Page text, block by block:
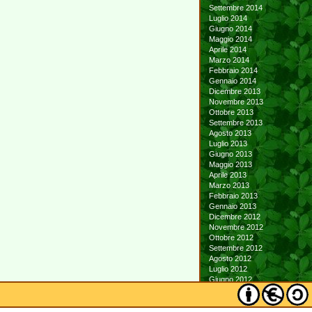
Settembre 2014
Luglio 2014
Giugno 2014
Maggio 2014
Aprile 2014
Marzo 2014
Febbraio 2014
Gennaio 2014
Dicembre 2013
Novembre 2013
Ottobre 2013
Settembre 2013
Agosto 2013
Luglio 2013
Giugno 2013
Maggio 2013
Aprile 2013
Marzo 2013
Febbraio 2013
Gennaio 2013
Dicembre 2012
Novembre 2012
Ottobre 2012
Settembre 2012
Agosto 2012
Luglio 2012
Giugno 2012
Maggio 2012
Aprile 2012